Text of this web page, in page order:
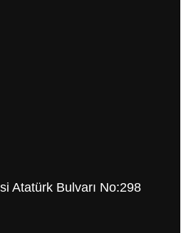
Atatürk Bulvarı No:298